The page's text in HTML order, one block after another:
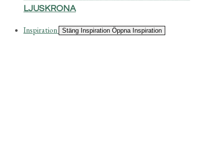
LJUSKRONA
Inspiration Stäng Inspiration Öppna Inspiration